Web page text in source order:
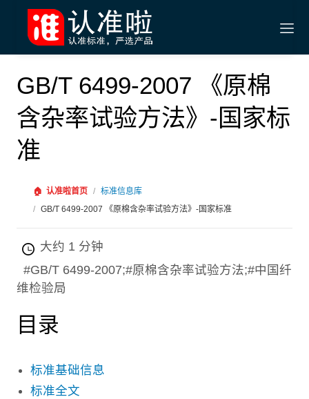
GB/T 6499-2007 《原棉
含杂率试验方法》-国家标
准
🏠 认准啦首页 / 标准信息库
/ GB/T 6499-2007 《原棉含杂率试验方法》-国家标准
大约 1 分钟
#GB/T 6499-2007;#原棉含杂率试验方法;#中国纤
维检验局
目录
标准基础信息
标准全文